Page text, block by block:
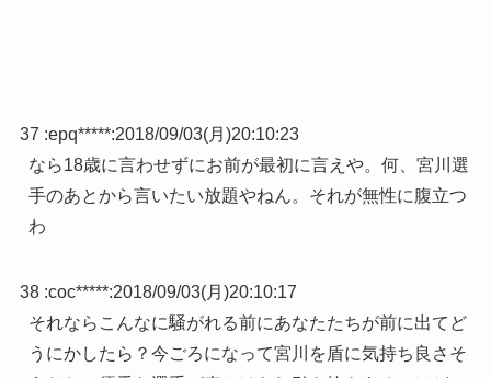
37 :epq*****:2018/09/03(月)20:10:23
なら18歳に言わせずにお前が最初に言えや。何、宮川選
手のあとから言いたい放題やねん。それが無性に腹立つ
わ
38 :coc*****:2018/09/03(月)20:10:17
それならこんなに騒がれる前にあなたたちが前に出てど
うにかしたら？今ごろになって宮川を盾に気持ち良さそ